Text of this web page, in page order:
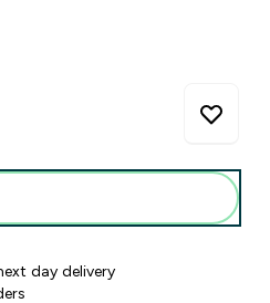
day delivery